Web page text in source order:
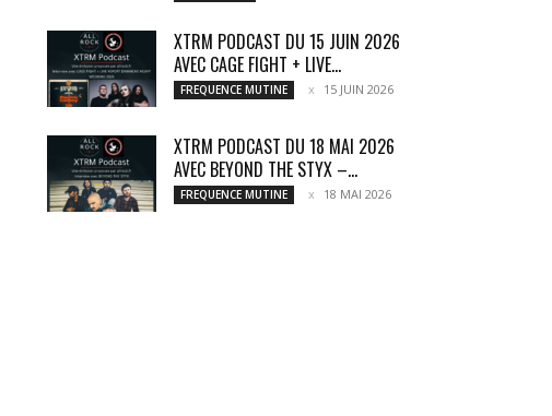
XTRM PODCAST DU 15 JUIN 2026
AVEC CAGE FIGHT + LIVE...
FREQUENCE MUTINE 15 JUIN 2026
XTRM PODCAST DU 18 MAI 2026
AVEC BEYOND THE STYX –...
FREQUENCE MUTINE 18 MAI 2026